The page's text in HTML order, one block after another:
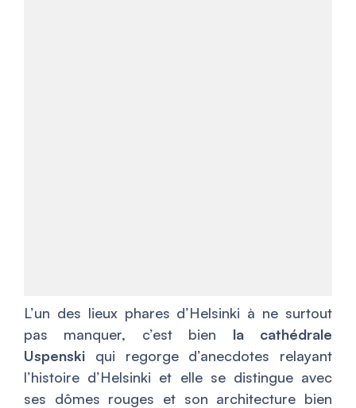
L’un des lieux phares d’Helsinki à ne surtout
pas manquer, c’est bien la cathédrale
Uspenski qui regorge d’anecdotes relayant
l’histoire d’Helsinki et elle se distingue avec
ses dômes rouges et son architecture bien